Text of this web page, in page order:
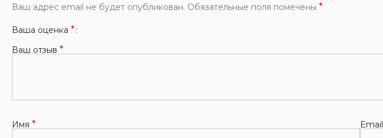
Ваш адрес email не будет опубликован. Обязательные поля помечены *
Ваша оценка *
Ваш отзыв *
Имя * Email